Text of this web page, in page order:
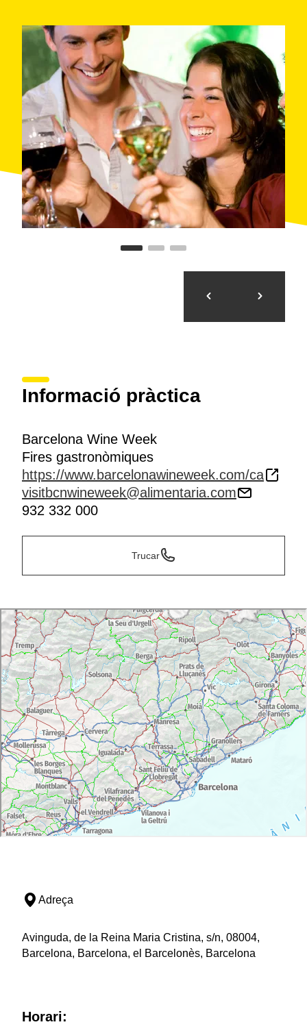
Japó) com els compradors nacionals.
El programa d'activitats reuneix
experts, crítics,
Masters of Wine, sommeliersi destacats
elaboradorsdel panorama vitivinícola actual. A més
detastosinèdits i una extensa barra de vins, les
activitats abordaran grans reptes i macrotendències
del sector com ara la innovació, la
internacionalització, lasostenibilitati el creixement
de l'enogastroturisme.
Informació pràctica
Barcelona Wine Week
Fires gastronòmiques
https://www.barcelonawineweek.com/ca
visitbcnwineweek@alimentaria.com
932 332 000
Trucar
Adreça
Avinguda, de la Reina Maria Cristina, s/n, 08004,
Barcelona, Barcelona, el Barcelonès, Barcelona
Horari: